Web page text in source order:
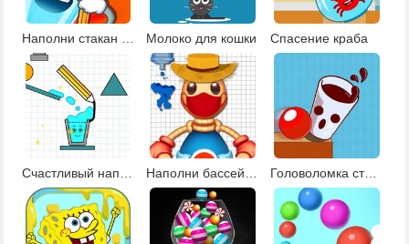
Молоко для кошки Спасение краба
Головоломка стакан